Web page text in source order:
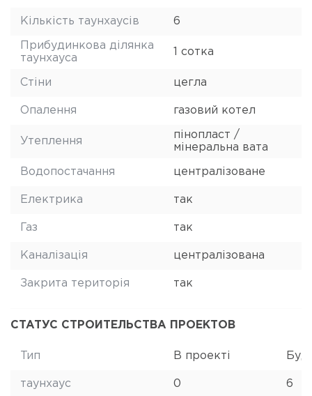
Кількість таунхаусів 6
Прибудинкова ділянка
таунхауса
1 сотка
Стіни цегла
Опалення газовий котел
Утеплення
пінопласт /
мінеральна вата
Водопостачання централізоване
Електрика так
Газ так
Каналізація централізована
Закрита територія так
СТАТУС СТРОИТЕЛЬСТВА ПРОЕКТОВ
Тип В проекті
таунхаус 0 6